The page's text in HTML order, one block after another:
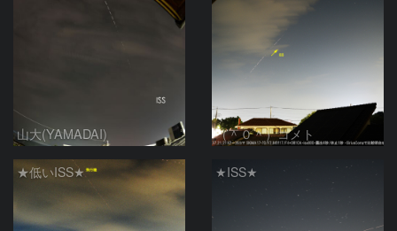
山大(YAMADAI) （＾０＾）コメト
★低いISS★ ★ISS★